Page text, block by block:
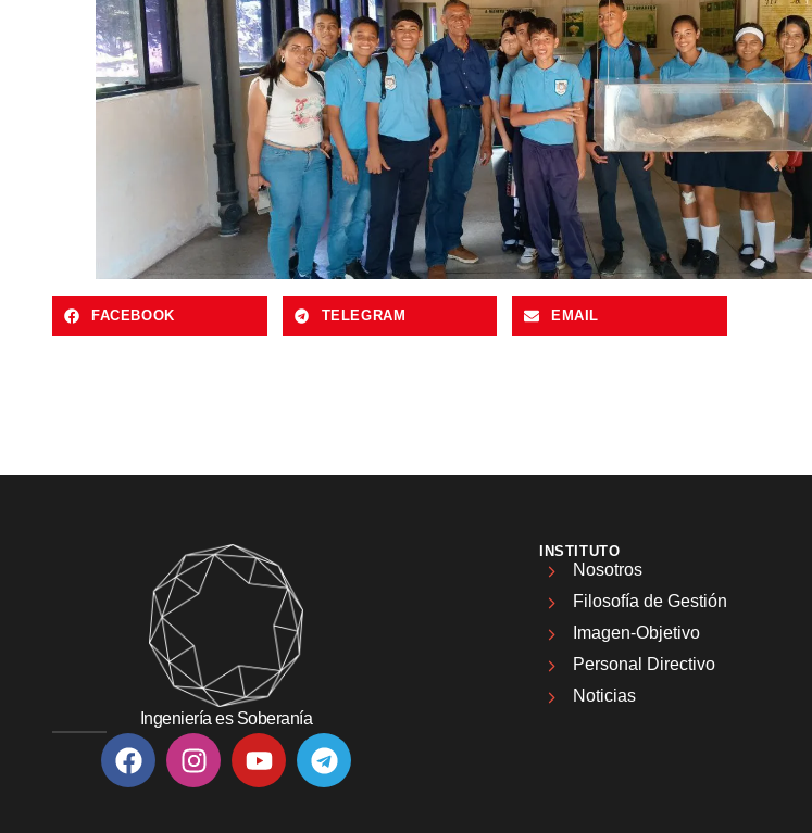
FACEBOOK TELEGRAM EMAIL
Ingeniería es Soberanía
INSTITUTO
Nosotros
Filosofía de Gestión
Imagen-Objetivo
Personal Directivo
Noticias